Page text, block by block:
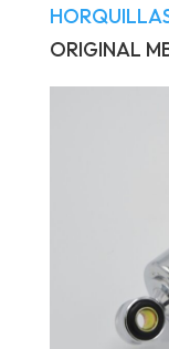
ORIGINAL